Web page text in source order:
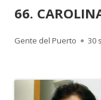
66.
Autor
Gente del Puerto 30